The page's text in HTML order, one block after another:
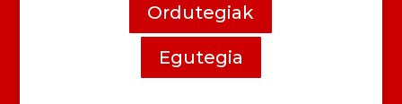
Ordutegiak
Egutegia